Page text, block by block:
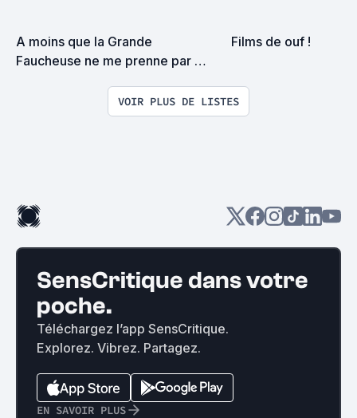
A moins que la Grande
Faucheuse ne me prenne par
Films de ouf !
VOIR PLUS DE LISTES
SensCritique dans votre
poche.
Téléchargez l’app SensCritique.
Explorez. Vibrez. Partagez.
EN SAVOIR PLUS